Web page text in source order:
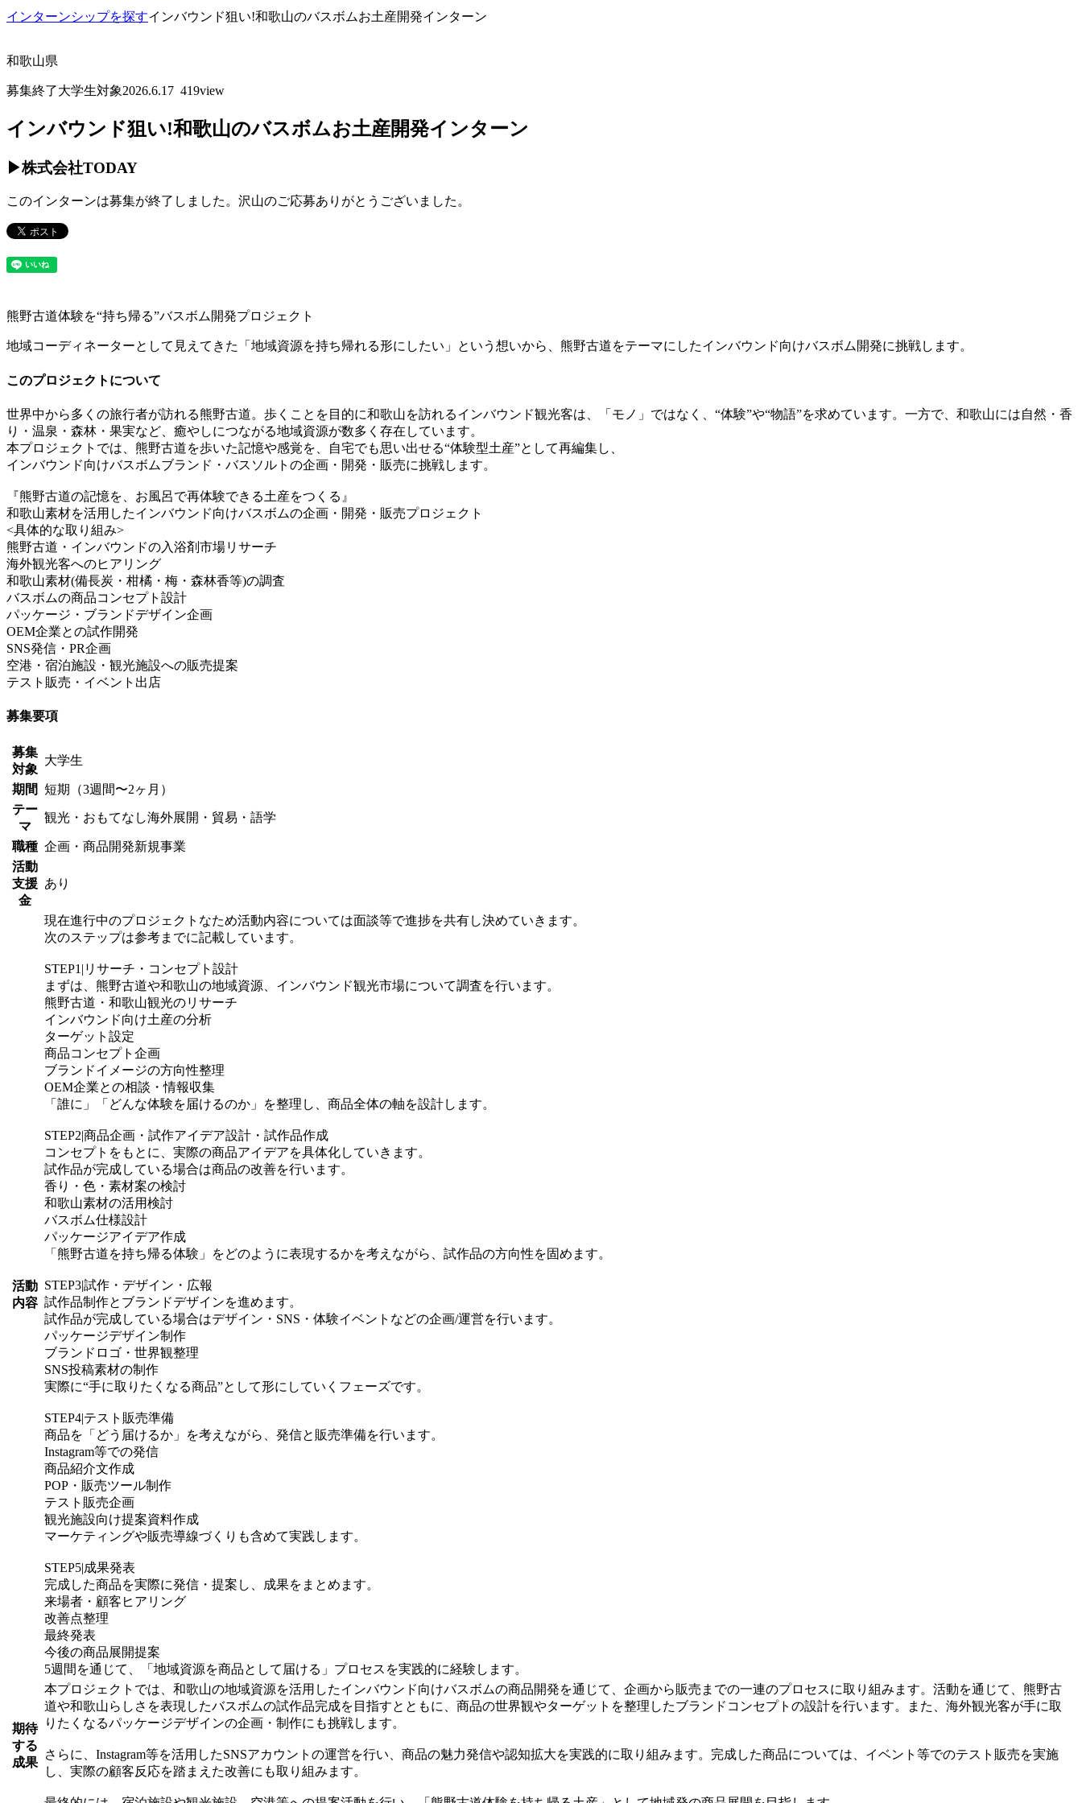
インターンシップを探すインバウンド狙い!和歌山のバスボムお土産開発インターン
和歌山県
募集終了大学生対象2026.6.17 419view
インバウンド狙い!和歌山のバスボムお土産開発インターン
▶株式会社TODAY
このインターンは募集が終了しました。沢山のご応募ありがとうございました。
熊野古道体験を“持ち帰る”バスボム開発プロジェクト
地域コーディネーターとして見えてきた「地域資源を持ち帰れる形にしたい」という想いから、熊野古道をテーマにしたインバウンド向けバスボム開発に挑戦します。
このプロジェクトについて
世界中から多くの旅行者が訪れる熊野古道。歩くことを目的に和歌山を訪れるインバウンド観光客は、「モノ」ではなく、“体験”や“物語”を求めています。一方で、和歌山には自然・香
り・温泉・森林・果実など、癒やしにつながる地域資源が数多く存在しています。
本プロジェクトでは、熊野古道を歩いた記憶や感覚を、自宅でも思い出せる“体験型土産”として再編集し、
インバウンド向けバスボムブランド・バスソルトの企画・開発・販売に挑戦します。
『熊野古道の記憶を、お風呂で再体験できる土産をつくる』
和歌山素材を活用したインバウンド向けバスボムの企画・開発・販売プロジェクト
<具体的な取り組み>
熊野古道・インバウンドの入浴剤市場リサーチ
海外観光客へのヒアリング
和歌山素材(備長炭・柑橘・梅・森林香等)の調査
バスボムの商品コンセプト設計
パッケージ・ブランドデザイン企画
OEM企業との試作開発
SNS発信・PR企画
空港・宿泊施設・観光施設への販売提案
テスト販売・イベント出店
募集要項
募集
対象
大学生
期間 短期（3週間〜2ヶ月）
テー
マ
観光・おもてなし海外展開・貿易・語学
職種 企画・商品開発新規事業
活動
支援
金
あり
活動
内容
現在進行中のプロジェクトなため活動内容については面談等で進捗を共有し決めていきます。
次のステップは参考までに記載しています。
STEP1|リサーチ・コンセプト設計
まずは、熊野古道や和歌山の地域資源、インバウンド観光市場について調査を行います。
熊野古道・和歌山観光のリサーチ
インバウンド向け土産の分析
ターゲット設定
商品コンセプト企画
ブランドイメージの方向性整理
OEM企業との相談・情報収集
「誰に」「どんな体験を届けるのか」を整理し、商品全体の軸を設計します。
STEP2|商品企画・試作アイデア設計・試作品作成
コンセプトをもとに、実際の商品アイデアを具体化していきます。
試作品が完成している場合は商品の改善を行います。
香り・色・素材案の検討
和歌山素材の活用検討
バスボム仕様設計
パッケージアイデア作成
「熊野古道を持ち帰る体験」をどのように表現するかを考えながら、試作品の方向性を固めます。
STEP3|試作・デザイン・広報
試作品制作とブランドデザインを進めます。
試作品が完成している場合はデザイン・SNS・体験イベントなどの企画/運営を行います。
パッケージデザイン制作
ブランドロゴ・世界観整理
SNS投稿素材の制作
実際に“手に取りたくなる商品”として形にしていくフェーズです。
STEP4|テスト販売準備
商品を「どう届けるか」を考えながら、発信と販売準備を行います。
Instagram等での発信
商品紹介文作成
POP・販売ツール制作
テスト販売企画
観光施設向け提案資料作成
マーケティングや販売導線づくりも含めて実践します。
STEP5|成果発表
完成した商品を実際に発信・提案し、成果をまとめます。
来場者・顧客ヒアリング
改善点整理
最終発表
今後の商品展開提案
5週間を通じて、「地域資源を商品として届ける」プロセスを実践的に経験します。
期待
する
成果
本プロジェクトでは、和歌山の地域資源を活用したインバウンド向けバスボムの商品開発を通じて、企画から販売までの一連のプロセスに取り組みます。活動を通じて、熊野古
道や和歌山らしさを表現したバスボムの試作品完成を目指すとともに、商品の世界観やターゲットを整理したブランドコンセプトの設計を行います。また、海外観光客が手に取
りたくなるパッケージデザインの企画・制作にも挑戦します。
さらに、Instagram等を活用したSNSアカウントの運営を行い、商品の魅力発信や認知拡大を実践的に取り組みます。完成した商品については、イベント等でのテスト販売を実施
し、実際の顧客反応を踏まえた改善にも取り組みます。